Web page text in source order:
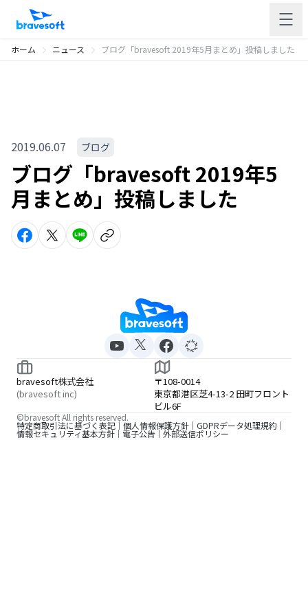
ホーム ニュース ブログ「bravesoft 2019年5月まとめ」投稿しました
2019.06.07 ブログ
ブログ「bravesoft 2019年5
月まとめ」投稿しました
bravesoft株式会社
(bravesoft inc)
〒108-0014
東京都港区芝4-13-2 田町フロント
ビル6F
特定商取引法に基づく表記 個人情報保護方針 GDPRデータ処理規約
情報セキュリティ基本方針 電子公告 外部送信ポリシー
©bravesoft All rights reserved.